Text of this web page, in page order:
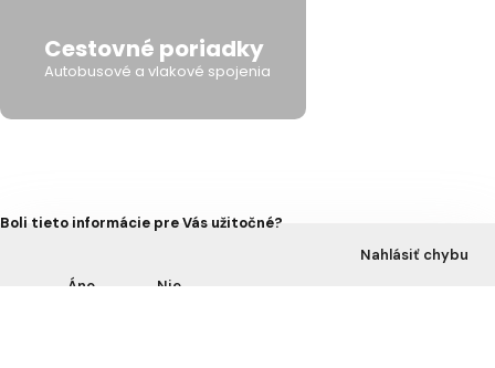
Cestovné poriadky
Autobusové a vlakové spojenia
Boli tieto informácie pre Vás užitočné?
Áno Nie
Nahlásiť chybu